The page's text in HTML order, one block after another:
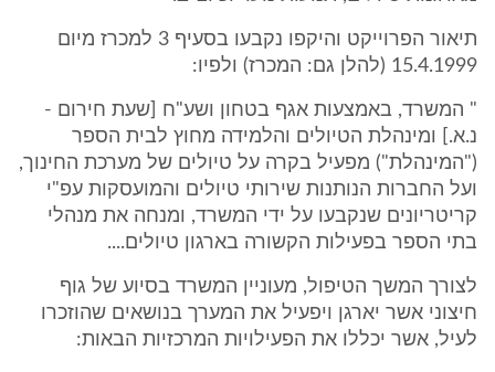
תיאור הפרוייקט והיקפו נקבעו בסעיף 3 למכרז מיום
15.4.1999 (להלן גם: המכרז) ולפיו:
" המשרד, באמצעות אגף בטחון ושע"ח [שעת חירום -
נ.א.] ומינהלת הטיולים והלמידה מחוץ לבית הספר
("המינהלת") מפעיל בקרה על טיולים של מערכת החינוך,
ועל החברות הנותנות שירותי טיולים והמועסקות עפ"י
קריטריונים שנקבעו על ידי המשרד, ומנחה את מנהלי
בתי הספר בפעילות הקשורה בארגון טיולים....
לצורך המשך הטיפול, מעוניין המשרד בסיוע של גוף
חיצוני אשר יארגן ויפעיל את המערך בנושאים שהוזכרו
לעיל, אשר יכללו את הפעילויות המרכזיות הבאות: